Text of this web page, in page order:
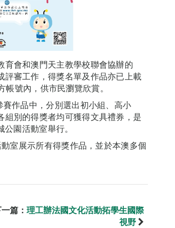
育會和澳門天主教學校聯會協辦的
評審工作，得獎名單及作品亦已上載
號內，供市民瀏覽欣賞。
作品中，分別選出初小組、高小
別的得獎者均可獲得文具禮券，是
園活動室舉行。
室展示所有得獎作品，並於本澳多個
篇： 理工辦法國文化活動拓學生國際
視野